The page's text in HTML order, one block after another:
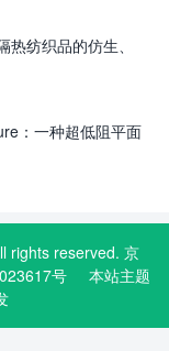
纺织品的仿生、
：一种超低阻平面
rights reserved. 京
号
本站主题